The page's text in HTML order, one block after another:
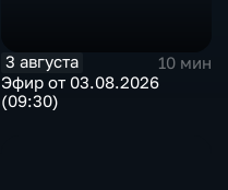
3 августа
10 мин
Эфир от 03.08.2026
(09:30)